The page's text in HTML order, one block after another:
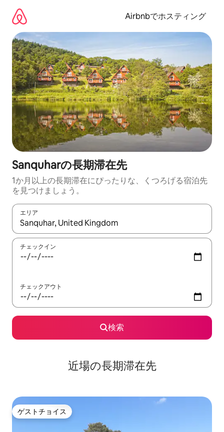
Airbnbでホスティング
Sanquharの長期滞在先
1か月以上の長期滞在にぴったりな、くつろげる宿泊先
を見つけましょう。
エリア
検索結果が表示されたら、上下の矢印キーを使って移動するか
チェックイン
チェックアウト
検索
近場の長期滞在先
ゲストチョイス
ゲストチョイス